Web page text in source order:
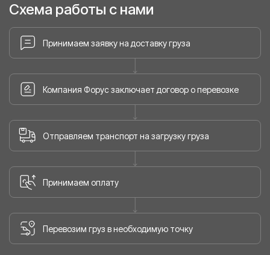
Схема работы с нами
Принимаем заявку на доставку груза
Компания Форус заключает договор о перевозке
Отправляем транспорт на загрузку груза
Принимаем оплату
Перевозим груз в необходимую точку